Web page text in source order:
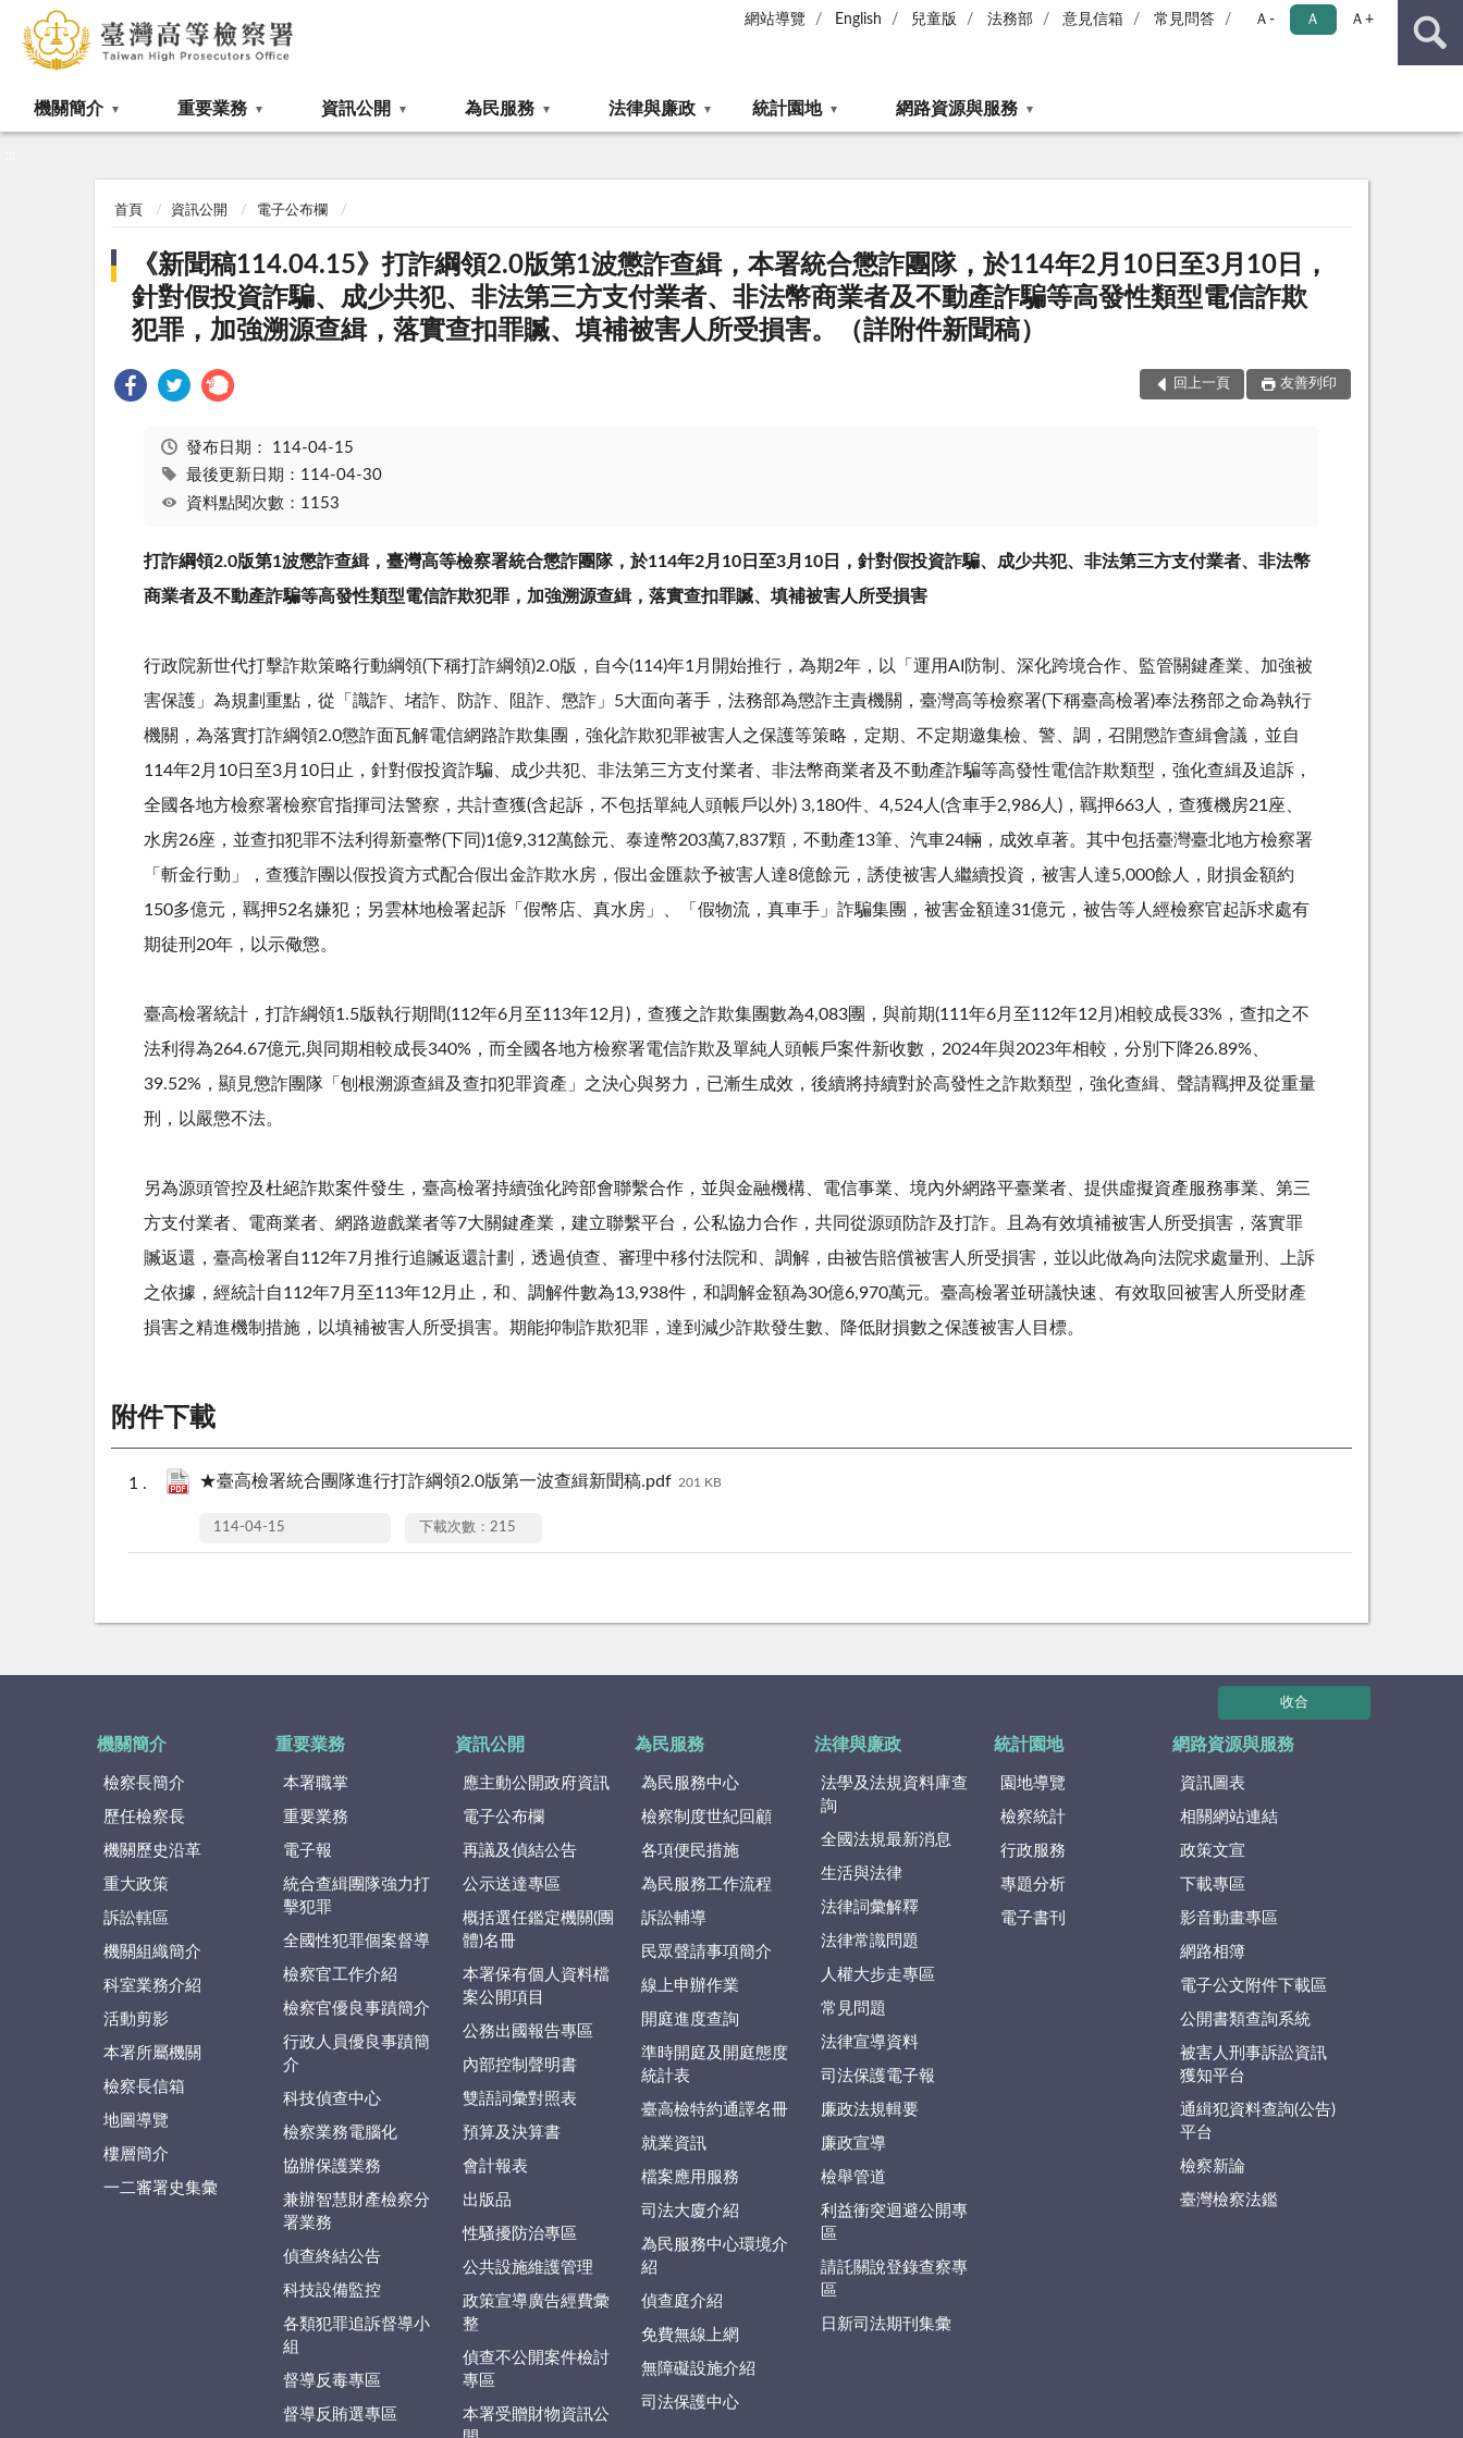
網站導覽 English 兒童版 法務部 意見信箱 常見問答 Ａ- Ａ Ａ+
機關簡介 重要業務 資訊公開 為民服務 法律與廉政 統計園地 網路資源與服務
首頁 資訊公開 電子公布欄
《新聞稿114.04.15》打詐綱領2.0版第1波懲詐查緝，本署統合懲詐團隊，於114年2月10日至3月10日，
針對假投資詐騙、成少共犯、非法第三方支付業者、非法幣商業者及不動產詐騙等高發性類型電信詐欺
犯罪，加強溯源查緝，落實查扣罪贓、填補被害人所受損害。（詳附件新聞稿）
回上一頁 友善列印
發布日期： 114-04-15
最後更新日期：114-04-30
資料點閱次數：1153
打詐綱領2.0版第1波懲詐查緝，臺灣高等檢察署統合懲詐團隊，於114年2月10日至3月10日，針對假投資詐騙、成少共犯、非法第三方支付業者、非法幣
商業者及不動產詐騙等高發性類型電信詐欺犯罪，加強溯源查緝，落實查扣罪贓、填補被害人所受損害
行政院新世代打擊詐欺策略行動綱領( 下稱打詐綱領)2.0版，自今(114)年1月開始推行，為期2年，以「運用AI 防制、深化跨境合作、監管關鍵產業、加強被
害保護」為規劃重點，從「識詐、堵詐、防詐、阻詐、懲詐」 5大面向著手，法務部為懲詐主責機關，臺灣高等檢察署( 下稱臺高檢署)奉法務部之命為執行
機關，為落實打詐綱領2.0懲詐面瓦解電信網路詐欺集團，強化詐欺犯罪被害人之保護等策略，定期、不定期邀集檢、警、調，召開懲詐查緝會議，並自
114年2月 10日至3月 10日止，針對假投資詐騙、成少共犯、非法第三方支付業者、非法幣商業者及不動產詐騙等高發性電信詐欺類型，強化查緝及追訴，
全國各地方檢察署檢察官指揮司法警察，共計查獲(含起訴，不包括單純人頭帳戶以外) 3,180件、 4,524人(含車手2,986人) ，羈押663人，查獲機房21座、
水房26座，並查扣犯罪不法利得新臺幣( 下同 )1億9,312萬餘元、泰達幣203萬7,837顆，不動產13筆、汽車24輛，成效卓著。其中包括臺灣臺北地方檢察署
「斬金行動」，查獲詐團以假投資方式配合假出金詐欺水房，假出金匯款予被害人達8億餘元，誘使被害人繼續投資，被害人達5,000餘人，財損金額約
150多億元，羈押52名嫌犯；另雲林地檢署起訴「假幣店、真水房」、「假物流，真車手」詐騙集團，被害金額達31億元，被告等人經檢察官起訴求處有
期徒刑 20年，以示儆懲。
臺高檢署統計，打詐綱領1.5版執行期間(112年6月至113年12月 ) ，查獲之詐欺集團數為4,083團，與前期(111年6月至112年12月 )相較成長33% ，查扣之不
法利得為264.67億元,與同期相較成長340% ，而全國各地方檢察署電信詐欺及單純人頭帳戶案件新收數， 2024年與2023年相較，分別下降26.89%、
39.52% ，顯見懲詐團隊「刨根溯源查緝及查扣犯罪資產」之決心與努力，已漸生成效，後續將持續對於高發性之詐欺類型，強化查緝、聲請羈押及從重量
刑，以嚴懲不法。
另為源頭管控及杜絕詐欺案件發生，臺高檢署持續強化跨部會聯繫合作，並與金融機構、電信事業、境內外網路平臺業者、提供虛擬資產服務事業、第三
方支付業者、電商業者、網路遊戲業者等7大關鍵產業，建立聯繫平台，公私協力合作，共同從源頭防詐及打詐。且為有效填補被害人所受損害，落實罪
贓返還，臺高檢署自112年7月推行追贓返還計劃，透過偵查、審理中移付法院和、調解，由被告賠償被害人所受損害，並以此做為向法院求處量刑、上訴
之依據，經統計自112年7月至113年12月止，和、調解件數為13,938件，和調解金額為30億6,970萬元。臺高檢署並研議快速、有效取回被害人所受財產
損害之精進機制措施，以填補被害人所受損害。期能抑制詐欺犯罪，達到減少詐欺發生數、降低財損數之保護被害人目標。
附件下載
★臺高檢署統合團隊進行打詐綱領2.0版第一波查緝新聞稿.pdf 201 KB
114-04-15 下載次數：215
收合
機關簡介
檢察長簡介
歷任檢察長
機關歷史沿革
重大政策
訴訟轄區
機關組織簡介
科室業務介紹
活動剪影
本署所屬機關
檢察長信箱
地圖導覽
樓層簡介
一二審署史集彙
重要業務
本署職掌
重要業務
電子報
統合查緝團隊強力打
擊犯罪
全國性犯罪個案督導
檢察官工作介紹
檢察官優良事蹟簡介
行政人員優良事蹟簡
介
科技偵查中心
檢察業務電腦化
協辦保護業務
兼辦智慧財產檢察分
署業務
偵查終結公告
科技設備監控
各類犯罪追訴督導小
組
督導反毒專區
督導反賄選專區
資訊公開
應主動公開政府資訊
電子公布欄
再議及偵結公告
公示送達專區
概括選任鑑定機關(團
體)名冊
本署保有個人資料檔
案公開項目
公務出國報告專區
內部控制聲明書
雙語詞彙對照表
預算及決算書
會計報表
出版品
性騷擾防治專區
公共設施維護管理
政策宣導廣告經費彙
整
偵查不公開案件檢討
專區
本署受贈財物資訊公
為民服務
為民服務中心
檢察制度世紀回顧
各項便民措施
為民服務工作流程
訴訟輔導
民眾聲請事項簡介
線上申辦作業
開庭進度查詢
準時開庭及開庭態度
統計表
臺高檢特約通譯名冊
就業資訊
檔案應用服務
司法大廈介紹
為民服務中心環境介
紹
偵查庭介紹
免費無線上網
無障礙設施介紹
司法保護中心
法律與廉政
法學及法規資料庫查
詢
全國法規最新消息
生活與法律
法律詞彙解釋
法律常識問題
人權大步走專區
常見問題
法律宣導資料
司法保護電子報
廉政法規輯要
廉政宣導
檢舉管道
利益衝突迴避公開專
區
請託關說登錄查察專
區
日新司法期刊集彙
統計園地
園地導覽
檢察統計
行政服務
專題分析
電子書刊
網路資源與服務
資訊圖表
相關網站連結
政策文宣
下載專區
影音動畫專區
網路相簿
電子公文附件下載區
公開書類查詢系統
被害人刑事訴訟資訊
獲知平台
通緝犯資料查詢(公告)
平台
檢察新論
臺灣檢察法鑑